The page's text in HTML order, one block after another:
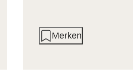
AktionenMerken